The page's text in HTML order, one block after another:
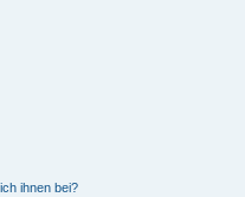
ihnen bei?